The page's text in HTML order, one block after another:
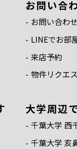
お問い合
お問い合わせ
LINEでお部
来店予約
物件リクエ
⼤学周辺
千葉⼤学 ⻄
千葉⼤学 亥